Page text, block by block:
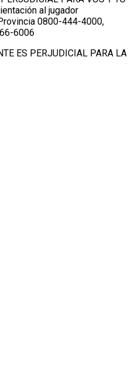
al jugador
0800-444-4000,
6006
ES PERJUDICIAL PARA LA